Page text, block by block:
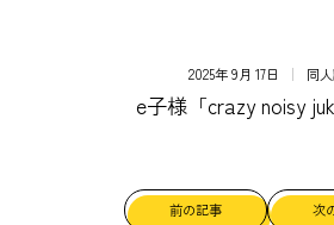
2025年 9月 17日 同
e子様「crazy noisy
前の記事 次